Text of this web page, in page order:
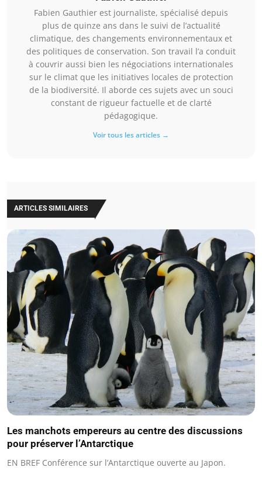
Fabien Gauthier est journaliste, spécialisé depuis
plus de quinze ans dans le suivi de l’actualité
climatique, des changements environnementaux et
des politiques de conservation. Son travail l’a conduit
à couvrir aussi bien les négociations internationales
sur le climat que les initiatives locales de protection
de la biodiversité. Il aborde ces sujets avec un souci
constant de rigueur factuelle et de clarté
pédagogique.
Voir tous les articles →
ARTICLES SIMILAIRES
Les manchots empereurs au centre des discussions
pour préserver l’Antarctique
EN BREF Conférence sur l’Antarctique ouverte au Japon.